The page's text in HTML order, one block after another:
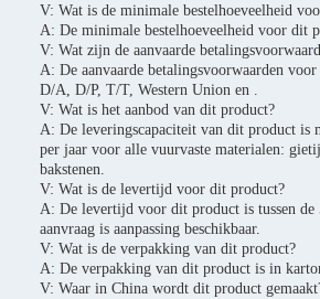
V: Wat is de minimale bestelhoeveelheid
A: De minimale bestelhoeveelheid voor dit
V: Wat zijn de aanvaarde
A: De aanvaarde betalingsvoorwaarden
D/A, D/P, T/T, Western Union en .
V: Wat is het aanbod van dit product?
A: De leveringscapaciteit van dit product is
per jaar voor alle vuurvaste materialen:
bakstenen.
V: Wat is de levertijd voor dit product?
A: De levertijd voor dit product is tussen de
aanvraag is aanpassing beschikbaar.
V: Wat is de verpakking van dit product?
A: De verpakking van dit product is in
V: Waar in China wordt dit product